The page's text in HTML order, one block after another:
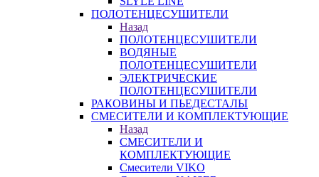
ПОЛОТЕНЦЕСУШИТЕЛИ
Назад
ПОЛОТЕНЦЕСУШИТЕЛИ
ВОДЯНЫЕ
ПОЛОТЕНЦЕСУШИТЕЛИ
ЭЛЕКТРИЧЕСКИЕ
ПОЛОТЕНЦЕСУШИТЕЛИ
РАКОВИНЫ И ПЬЕДЕСТАЛЫ
СМЕСИТЕЛИ И КОМПЛЕКТУЮЩИЕ
Назад
СМЕСИТЕЛИ И
КОМПЛЕКТУЮЩИЕ
Смесители VIKO